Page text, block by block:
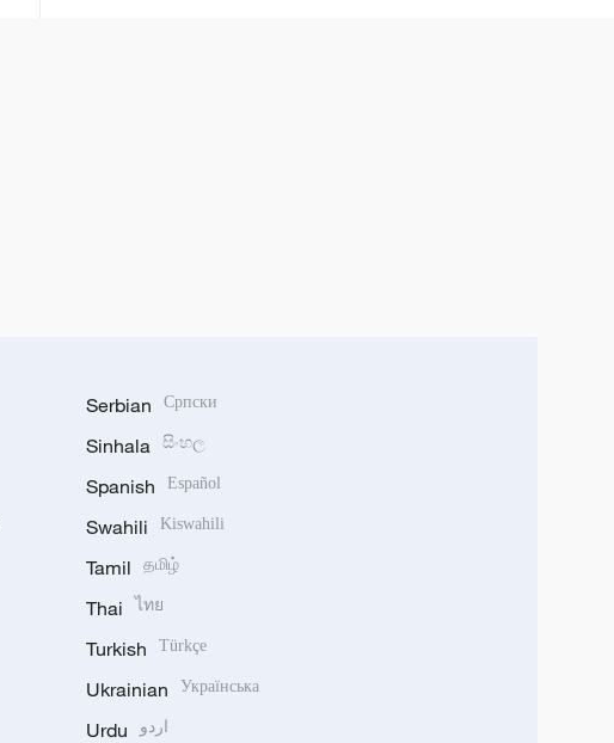
Serbian Српски
Sinhala සිංහල
Spanish Español
Swahili Kiswahili
Tamil தமிழ்
Thai ไทย
Turkish Türkçe
Ukrainian Українська
Urdu اردو